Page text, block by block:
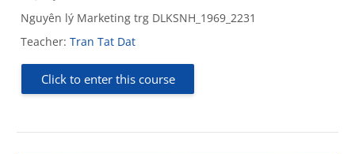
Nguyên lý Marketing trg DLKSNH_1969_2231
Teacher: Tran Tat Dat
Click to enter this course